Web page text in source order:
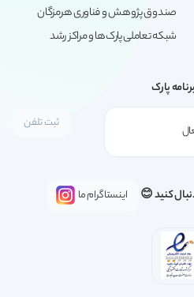
صندوق پژوهش و فناوری هرمزگان
شبکه تعاملی پارک‌ها و مراکز رشد
پارک
کنید 😊 اینستاگرام ما